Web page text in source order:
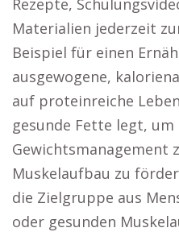
Rezepte,
Materialien jederzeit
Beispiel für einen
ausgewogene,
auf proteinreiche
gesunde Fette legt, um
Gewichtsmanagement
Muskelaufbau zu
die Zielgruppe aus
oder gesunden